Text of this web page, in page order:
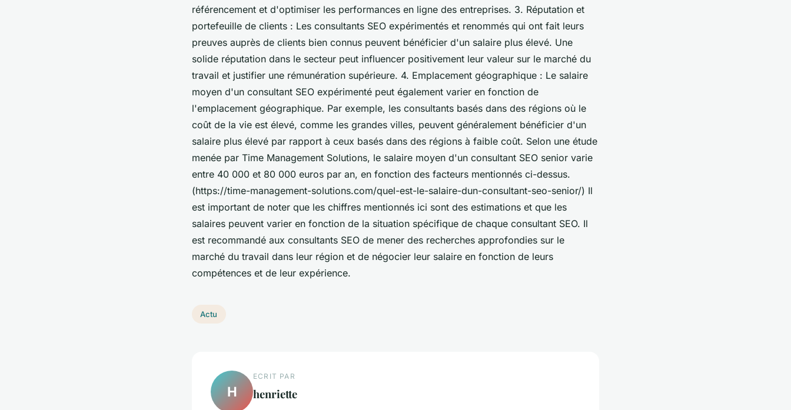
référencement et d'optimiser les performances en ligne des entreprises. 3. Réputation et
portefeuille de clients : Les consultants SEO expérimentés et renommés qui ont fait leurs
preuves auprès de clients bien connus peuvent bénéficier d'un salaire plus élevé. Une
solide réputation dans le secteur peut influencer positivement leur valeur sur le marché du
travail et justifier une rémunération supérieure. 4. Emplacement géographique : Le salaire
moyen d'un consultant SEO expérimenté peut également varier en fonction de
l'emplacement géographique. Par exemple, les consultants basés dans des régions où le
coût de la vie est élevé, comme les grandes villes, peuvent généralement bénéficier d'un
salaire plus élevé par rapport à ceux basés dans des régions à faible coût. Selon une étude
menée par Time Management Solutions, le salaire moyen d'un consultant SEO senior varie
entre 40 000 et 80 000 euros par an, en fonction des facteurs mentionnés ci-dessus.
(https://time-management-solutions.com/quel-est-le-salaire-dun-consultant-seo-senior/) Il
est important de noter que les chiffres mentionnés ici sont des estimations et que les
salaires peuvent varier en fonction de la situation spécifique de chaque consultant SEO. Il
est recommandé aux consultants SEO de mener des recherches approfondies sur le
marché du travail dans leur région et de négocier leur salaire en fonction de leurs
compétences et de leur expérience.
Actu
H
ECRIT PAR
henriette